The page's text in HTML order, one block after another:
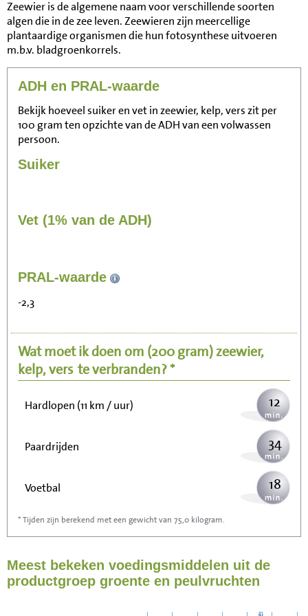
Zeewier is de algemene naam voor verschillende soorten
algen die in de zee leven. Zeewieren zijn meercellige
plantaardige organismen die hun fotosynthese uitvoeren
m.b.v. bladgroenkorrels.
ADH en PRAL-waarde
Bekijk hoeveel suiker en vet in zeewier, kelp, vers zit per
100 gram ten opzichte van de ADH van een volwassen
persoon.
Suiker
Vet (1% van de ADH)
PRAL-waarde
-2,3
Wat moet ik doen om (200 gram)zeewier,
kelp, vers te verbranden? *
Zitten, tv kijken
Wandelen (5 km/uur)
Hardlopen (11 km / uur) 12
Paardrijden 34
Voetbal 18
Stofzuigen
Strijken 60
69
* Tijden zijn berekend met een gewicht van 75,0 kilogram.
Meest bekeken voedingsmiddelen uit de
productgroep groente en peulvruchten